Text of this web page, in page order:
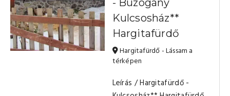
- Buzogány
Kulcsosház**
Hargitafürdő
Hargitafürdő - Lássam a
térképen
Leírás / Hargitafürdő -